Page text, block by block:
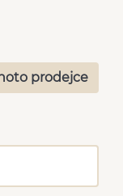
prodejce